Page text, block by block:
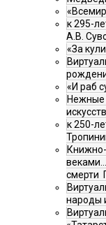
к 295-
А.В.
«За
«И раб
Нежные
к 250-
смерти
народы